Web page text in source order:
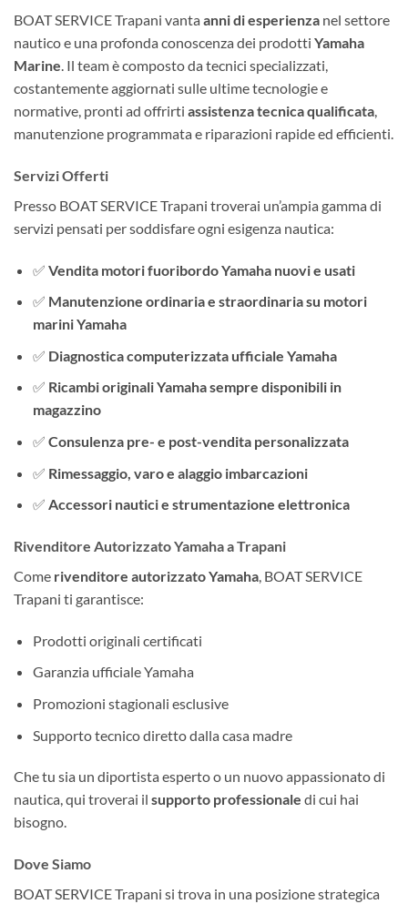
BOAT SERVICE Trapani vanta anni di esperienza nel settore
nautico e una profonda conoscenza dei prodotti Yamaha
Marine. Il team è composto da tecnici specializzati,
costantemente aggiornati sulle ultime tecnologie e
normative, pronti ad offrirti assistenza tecnica qualificata,
manutenzione programmata e riparazioni rapide ed efficienti.
Servizi Offerti
Presso BOAT SERVICE Trapani troverai un’ampia gamma di
servizi pensati per soddisfare ogni esigenza nautica:
✅ Vendita motori fuoribordo Yamaha nuovi e usati
✅ Manutenzione ordinaria e straordinaria su motori
marini Yamaha
✅ Diagnostica computerizzata ufficiale Yamaha
✅ Ricambi originali Yamaha sempre disponibili in
magazzino
✅ Consulenza pre- e post-vendita personalizzata
✅ Rimessaggio, varo e alaggio imbarcazioni
✅ Accessori nautici e strumentazione elettronica
Rivenditore Autorizzato Yamaha a Trapani
Come rivenditore autorizzato Yamaha, BOAT SERVICE
Trapani ti garantisce:
Prodotti originali certificati
Garanzia ufficiale Yamaha
Promozioni stagionali esclusive
Supporto tecnico diretto dalla casa madre
Che tu sia un diportista esperto o un nuovo appassionato di
nautica, qui troverai il supporto professionale di cui hai
bisogno.
Dove Siamo
BOAT SERVICE Trapani si trova in una posizione strategica